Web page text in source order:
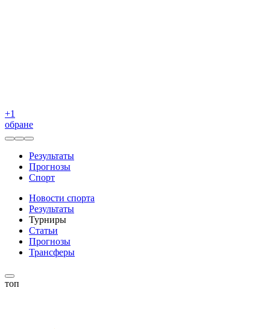
+1
обране
Результаты
Прогнозы
Спорт
Новости спорта
Результаты
Турниры
Статьи
Прогнозы
Трансферы
топ